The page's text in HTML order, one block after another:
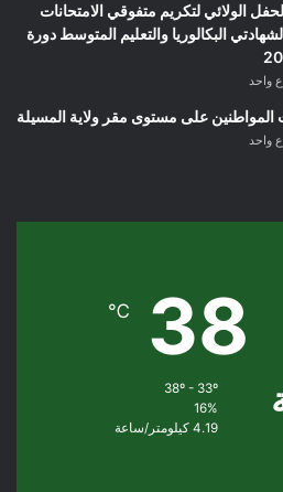
الولائي لتكريم متفوقي الامتحانات
البكالوريا والتعليم المتوسط دورة
واحد
المواطنين على مستوى مقر ولاية المسيلة
واحد
38
℃
38º - 33º
16%
4.19 كيلومتر/ساعة